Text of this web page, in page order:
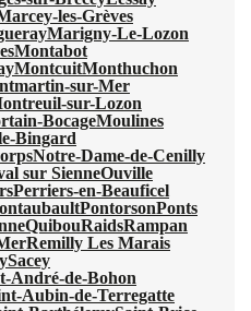
les-Grèves
Marigny-Le-Lozon
Montabot
MontcuitMonthuchon
sur-Mer
sur-Lozon
BocageMoulines
Bingard
Notre-Dame-de-Cenilly
sur SienneOuville
Perriers-en-Beauficel
PontorsonPonts
QuibouRaidsRampan
Remilly Les Marais
Sacey
André-de-Bohon
Aubin-de-Terregatte